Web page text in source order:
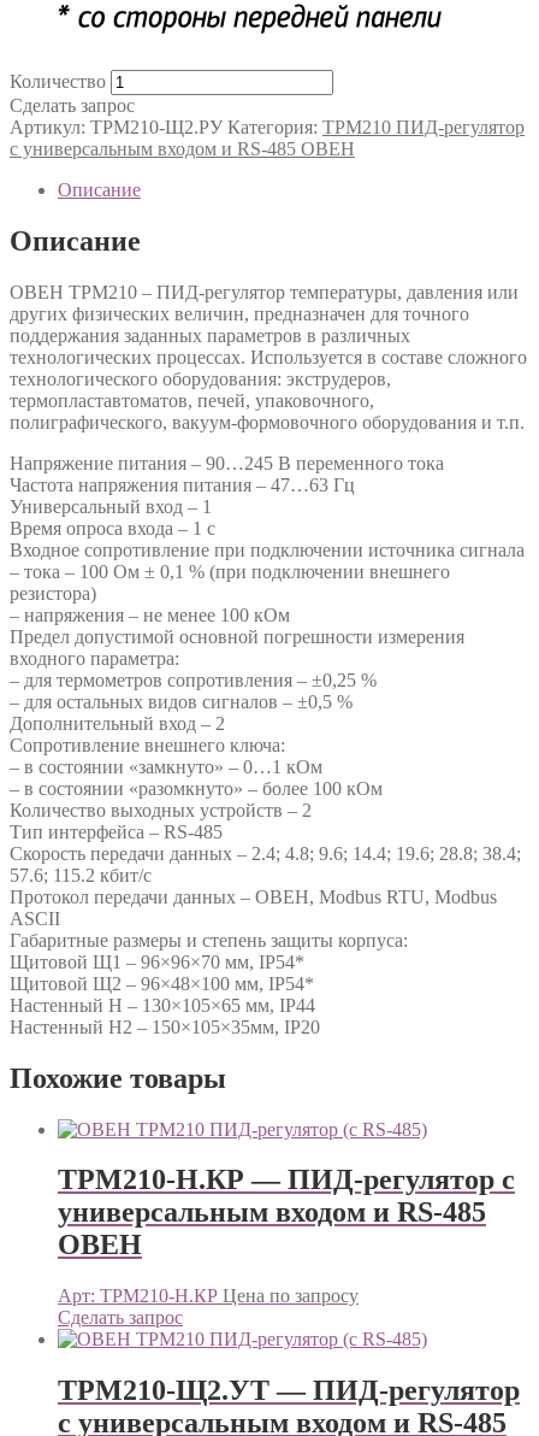
Количество
Сделать запрос
Артикул: ТРМ210-Щ2.РУ Категория: ТРМ210 ПИД-регулятор
с универсальным входом и RS-485 ОВЕН
Описание
Описание
ОВЕН ТРМ210 – ПИД-регулятор температуры, давления или
других физических величин, предназначен для точного
поддержания заданных параметров в различных
технологических процессах. Используется в составе сложного
технологического оборудования: экструдеров,
термопластавтоматов, печей, упаковочного,
полиграфического, вакуум-формовочного оборудования и т.п.
Напряжение питания – 90…245 В переменного тока
Частота напряжения питания – 47…63 Гц
Универсальный вход – 1
Время опроса входа – 1 с
Входное сопротивление при подключении источника сигнала
– тока – 100 Ом ± 0,1 % (при подключении внешнего
резистора)
– напряжения – не менее 100 кОм
Предел допустимой основной погрешности измерения
входного параметра:
– для термометров сопротивления – ±0,25 %
– для остальных видов сигналов – ±0,5 %
Дополнительный вход – 2
Сопротивление внешнего ключа:
– в состоянии «замкнуто» – 0…1 кОм
– в состоянии «разомкнуто» – более 100 кОм
Количество выходных устройств – 2
Тип интерфейса – RS-485
Скорость передачи данных – 2.4; 4.8; 9.6; 14.4; 19.6; 28.8; 38.4;
57.6; 115.2 кбит/с
Протокол передачи данных – ОВЕН, Modbus RTU, Modbus
ASCII
Габаритные размеры и степень защиты корпуса:
Щитовой Щ1 – 96×96×70 мм, IP54*
Щитовой Щ2 – 96×48×100 мм, IP54*
Настенный Н – 130×105×65 мм, IP44
Настенный Н2 – 150×105×35мм, IP20
Похожие товары
ТРМ210-Н.КР — ПИД-регулятор с
универсальным входом и RS-485
ОВЕН
Арт: ТРМ210-Н.КР Цена по запросу
Сделать запрос
ТРМ210-Щ2.УТ — ПИД-регулятор
с универсальным входом и RS-485